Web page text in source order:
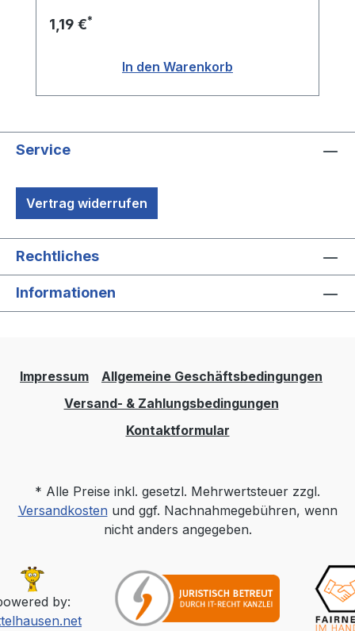
1,19 €*
In den Warenkorb
Service
Vertrag widerrufen
Rechtliches
Informationen
Impressum
Allgemeine Geschäftsbedingungen
Versand- & Zahlungsbedingungen
Kontaktformular
* Alle Preise inkl. gesetzl. Mehrwertsteuer zzgl.
Versandkostenund ggf. Nachnahmegebühren, wenn
nicht anders angegeben.
by: